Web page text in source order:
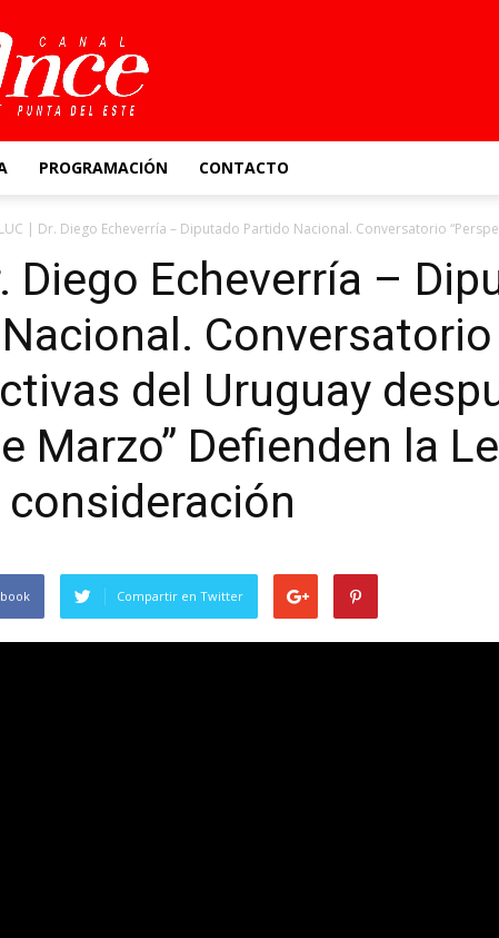
PROGRAMACIÓN CONTACTO
LUC | Dr. Diego Echeverría – Diputado Partido Nacional. Conversatorio
Diego Echeverría –
Conversatorio
del Uruguay
Marzo” Defienden la
Compartir en Twitter